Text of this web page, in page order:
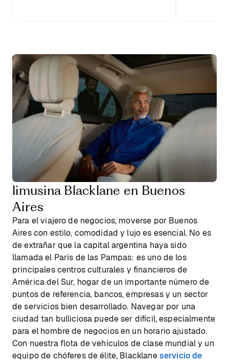
limusina Blacklane en Buenos
Aires
Para el viajero de negocios, moverse por Buenos
Aires con estilo, comodidad y lujo es esencial. No es
de extrañar que la capital argentina haya sido
llamada el París de las Pampas: es uno de los
principales centros culturales y financieros de
América del Sur, hogar de un importante número de
puntos de referencia, bancos, empresas y un sector
de servicios bien desarrollado. Navegar por una
ciudad tan bulliciosa puede ser difícil, especialmente
para el hombre de negocios en un horario ajustado.
Con nuestra flota de vehículos de clase mundial y un
equipo de chóferes de élite, Blacklaneservicio de